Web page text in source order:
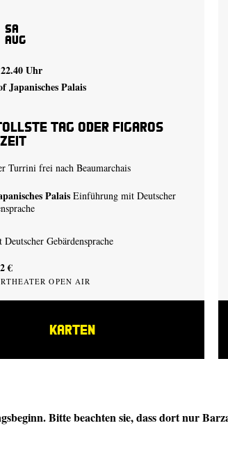
Sa
Aug
Uhr
Japanisches Palais
Tag oder Figaros
Turrini frei nach Beaumarchais
Palais Einführung mit Deutscher
Deutscher Gebärdensprache
€
OPEN AIR
KARTEN
Bitte beachten sie, dass dort nur